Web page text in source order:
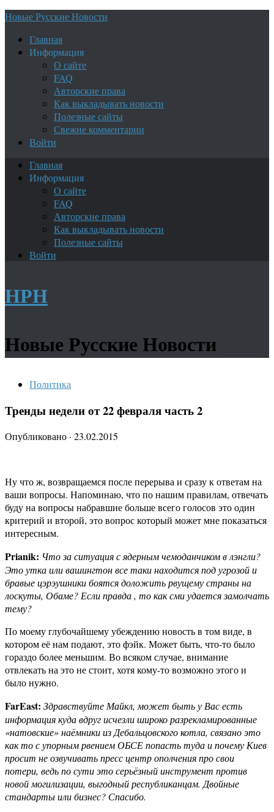
Новые Русские Новости
Главная
Информация
О сайте
FAQ
Авторские права
Как выкладывать новости
Полезные сайты
Свежие комментарии
Войти
Главная
Информация
О сайте
FAQ
Авторские права
Как выкладывать новости
Полезные сайты
Войти
НРН
Новые Русские Новости
Политика
Тренды недели от 22 февраля часть 2
Опубликовано · 23.02.2015
Ну что ж, возвращаемся после перерыва и сразу к ответам на
ваши вопросы. Напоминаю, что по нашим правилам, отвечать
буду на вопросы набравшие больше всего голосов это один
критерий и второй, это вопрос который может мне показаться
интересным.
Prianik: Что за ситуация с ядерным чемоданчиком в лэнгли?
Это утка или вашингтон все таки находится под угрозой и
бравые цэрэушники боятся доложить рвущему страны на
лоскуты, Обаме? Если правда , то как сми удается замолчать
тему?
По моему глубочайшему убеждению новость в том виде, в
котором её нам подают, это фэйк. Может быть, что-то было
гораздо более меньшим. Во всяком случае, внимание
отвлекать на это не стоит, хотя кому-то возможно этого и
было нужно.
FarEast: Здравствуйте Майкл, может быть у Вас есть
информация куда вдруг исчезли широко разрекламированные
«натовские» наёмники из Дебальцовского котла, связано это
как то с упорным рвением ОБСЕ попасть туда и почему Киев
просит не озвучивать пресс центр ополчения про свои
потери, ведь по сути это серьёзный инструмент против
новой могилизации, выгодный республиканцам. Двойные
стандарты или бизнес? Спасибо.